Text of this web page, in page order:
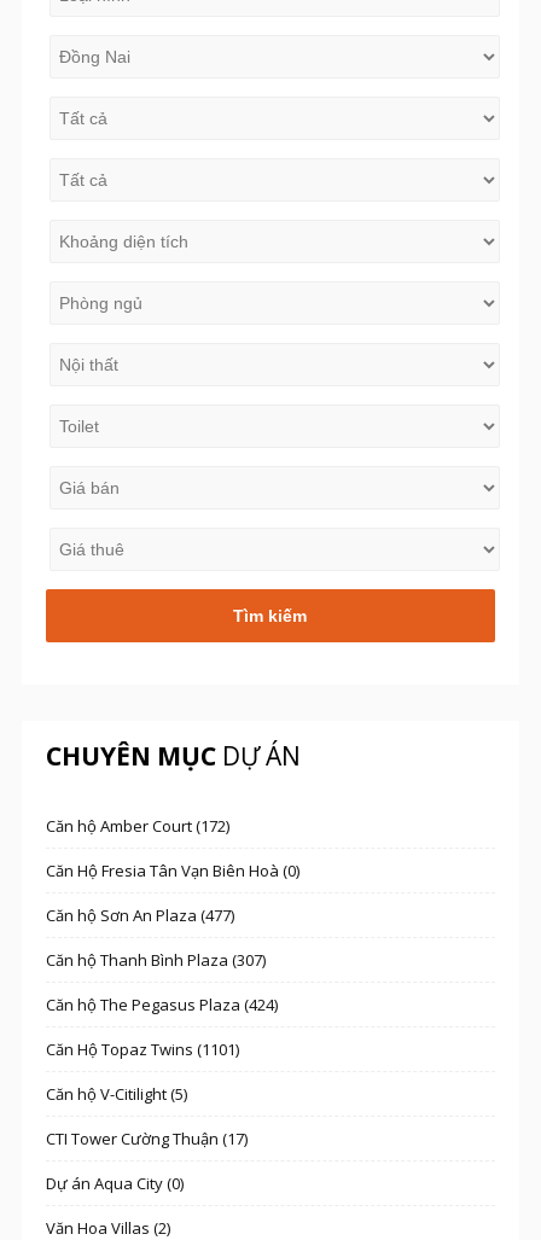
CHUYÊN MỤCDỰ ÁN
Căn hộ Amber Court (172)
Căn Hộ Fresia Tân Vạn Biên Hoà (0)
Căn hộ Sơn An Plaza (477)
Căn hộ Thanh Bình Plaza (307)
Căn hộ The Pegasus Plaza (424)
Căn Hộ Topaz Twins (1101)
Căn hộ V-Citilight (5)
CTI Tower Cường Thuận (17)
Dự án Aqua City (0)
Văn Hoa Villas (2)